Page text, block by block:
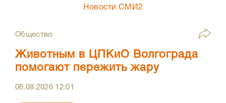
Новости СМИ2
Общество
Животным в ЦПКиО Волгограда
помогают пережить жару
06.08.2026 12:01